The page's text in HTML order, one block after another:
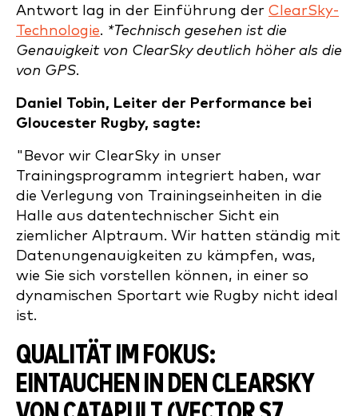
Antwort lag in der Einführung der ClearSky-
Technologie. *Technisch gesehen ist die
Genauigkeit von ClearSky deutlich höher als die
von GPS.
Daniel Tobin, Leiter der Performance bei
Gloucester Rugby, sagte:
"Bevor wir ClearSky in unser
Trainingsprogramm integriert haben, war
die Verlegung von Trainingseinheiten in die
Halle aus datentechnischer Sicht ein
ziemlicher Alptraum. Wir hatten ständig mit
Datenungenauigkeiten zu kämpfen, was,
wie Sie sich vorstellen können, in einer so
dynamischen Sportart wie Rugby nicht ideal
ist.
QUALITÄT IM FOKUS:
EINTAUCHEN IN DEN CLEARSKY